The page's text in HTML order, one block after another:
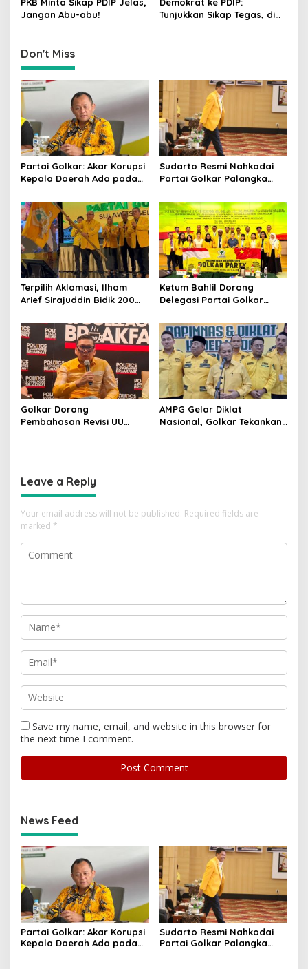
n
Tuntas
Jangan Abu-abu!
Tunjukkan Sikap Tegas, di
Don't Miss
Partai Golkar: Akar Korupsi
Kepala Daerah Ada pada
Pilkada
Sudarto Resmi Nahkodai
Partai Golkar Palangka
Semakin Solid dan
Dipercaya Rakyat
Terpilih Aklamasi, Ilham
Arief Sirajuddin Bidik 200
Pemilu 2029
Ketum Bahlil Dorong
Delegasi Partai Golkar
Ngabalin Belajar Hilirisasi
Hingga Industrialisasi dari
China
Golkar Dorong
Pembahasan Revisi UU
AMPG Gelar Diklat
Nasional, Golkar Tekankan
Leave a Reply
Your email address will not be published. Required fields are
marked *
Save my name, email, and website in this browser for
the next time I comment.
News Feed
Partai Golkar: Akar Korupsi
Kepala Daerah Ada pada
Sudarto Resmi Nahkodai
Partai Golkar Palangka